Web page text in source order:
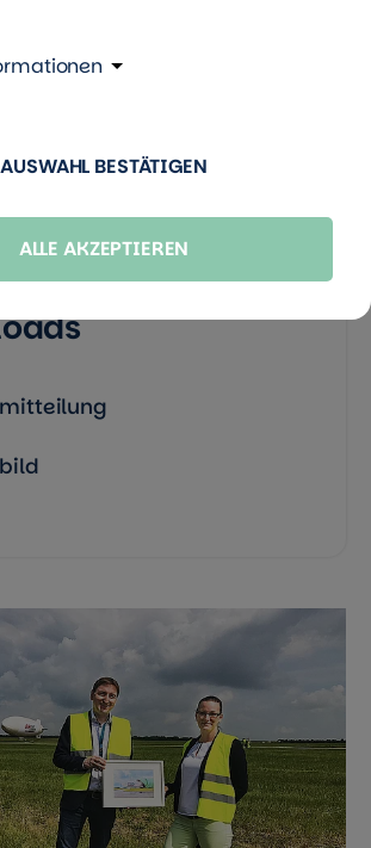
AUSWAHL BESTÄTIGEN
ALLE AKZEPTIEREN